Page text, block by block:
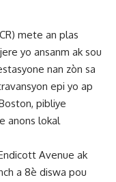
mete an plas
yo ansanm ak sou
nan zòn sa
epi yo ap
pibliye
anons lokal
Avenue ak
a 8è diswa pou